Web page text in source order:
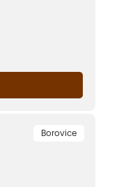
Borovice